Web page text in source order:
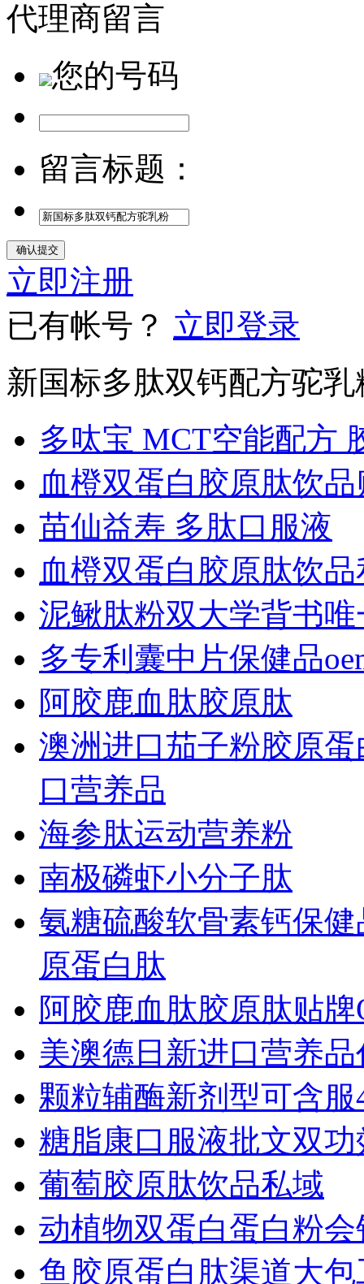
代理商留言
您的号码
留言标题：
立即注册
已有帐号？ 立即登录
新国标多肽双钙配方驼
多呔宝 MCT空能配方
血橙双蛋白胶原肽饮
苗仙益寿 多肽口服液
血橙双蛋白胶原肽饮
泥鳅肽粉双大学背书
多专利囊中片保健品
阿胶鹿血肽胶原肽
澳洲进口茄子粉胶原
口营养品
海参肽运动营养粉
南极磷虾小分子肽
氨糖硫酸软骨素钙保
原蛋白肽
阿胶鹿血肽胶原肽贴
美澳德日新进口营养
颗粒辅酶新剂型可含
糖脂康口服液批文双
葡萄胶原肽饮品私域
动植物双蛋白蛋白粉
鱼胶原蛋白肽渠道大包